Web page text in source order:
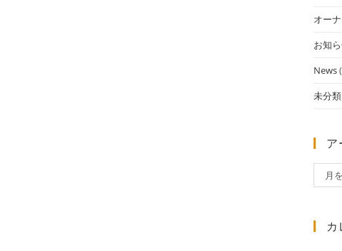
オー
お知
News
未分類
ア
ー
イ
月